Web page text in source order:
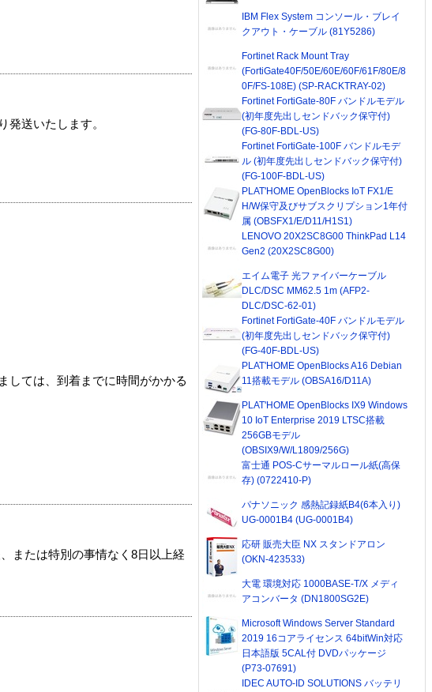
発送いたします。
しては、到着までに時間がかかる
または特別の事情なく8日以上経
IBM Flex System コンソール・ブレイ
クアウト・ケーブル (81Y5286)
Fortinet Rack Mount Tray
(FortiGate40F/50E/60E/60F/61F/80E/8
0F/FS-108E) (SP-RACKTRAY-02)
Fortinet FortiGate-80F バンドルモデル
(初年度先出しセンドバック保守付)
(FG-80F-BDL-US)
Fortinet FortiGate-100F バンドルモデ
ル (初年度先出しセンドバック保守付)
(FG-100F-BDL-US)
PLAT'HOME OpenBlocks IoT FX1/E
H/W保守及びサブスクリプション1年付
属 (OBSFX1/E/D11/H1S1)
LENOVO 20X2SC8G00 ThinkPad L14
Gen2 (20X2SC8G00)
エイム電子 光ファイバーケーブル
DLC/DSC MM62.5 1m (AFP2-
DLC/DSC-62-01)
Fortinet FortiGate-40F バンドルモデル
(初年度先出しセンドバック保守付)
(FG-40F-BDL-US)
PLAT'HOME OpenBlocks A16 Debian
11搭載モデル (OBSA16/D11A)
PLAT'HOME OpenBlocks IX9 Windows
10 IoT Enterprise 2019 LTSC搭載
256GBモデル
(OBSIX9/W/L1809/256G)
富士通 POS-Cサーマルロール紙(高保
存) (0722410-P)
パナソニック 感熱記録紙B4(6本入り)
UG-0001B4 (UG-0001B4)
応研 販売大臣 NX スタンドアロン
(OKN-423533)
大電 環境対応 1000BASE-T/X メディ
アコンバータ (DN1800SG2E)
Microsoft Windows Server Standard
2019 16コアライセンス 64bitWin対応
日本語版 5CAL付 DVDパッケージ
(P73-07691)
IDEC AUTO-ID SOLUTIONS バッテリ